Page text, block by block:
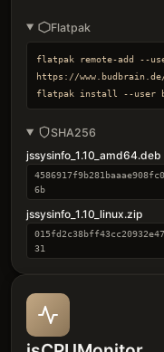
Flatpak
flatpak remote-add --
https://
flatpak install --user
SHA256
jssysinfo_1.10_amd64.deb
6b
jssysinfo_1.10_linux.zip
31